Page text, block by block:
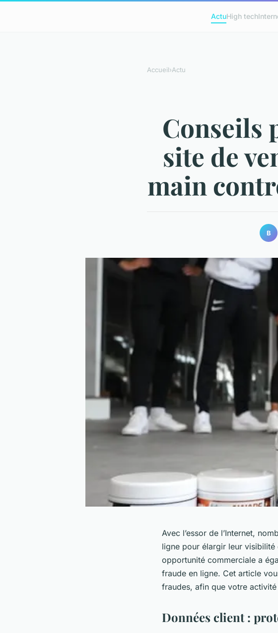
ActuHigh tech
Accueil›Actu
Conseils
site de
main
B
Avec l’essor de l’Internet,
ligne pour élargir leur
opportunité commerciale a
fraude en ligne. Cet article
fraudes, afin que votre
Données client :